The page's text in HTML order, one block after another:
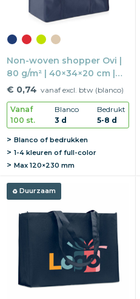
Non-woven shopper Ovi |
80 g/m² | 40×34×20 cm |
Met bodem
€ 0,74 vanaf excl. btw (blanco)
Vanaf
100 st.
Blanco
3 d
Bedrukt
5-8 d
Blanco of bedrukken
1-4 kleuren of full-color
Max 120×230 mm
Duurzaam